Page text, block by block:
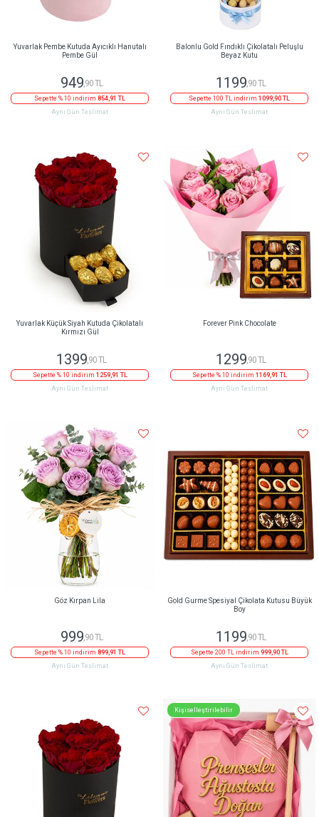
Yuvarlak Pembe Kutuda Ayıcıklı Hanutalı
Pembe Gül
949,90 TL
Sepette % 10 indirim 854,91 TL
Aynı Gün Teslimat
Balonlu Gold Fındıklı Çikolatalı Peluşlu
Beyaz Kutu
1199,90 TL
Sepette 100 TL indirim 1099,90 TL
Aynı Gün Teslimat
Yuvarlak Küçük Siyah Kutuda Çikolatalı
Kırmızı Gül
1399,90 TL
Sepette % 10 indirim 1259,91 TL
Aynı Gün Teslimat
Forever Pink Chocolate
1299,90 TL
Sepette % 10 indirim 1169,91 TL
Aynı Gün Teslimat
Göz Kırpan Lila
999,90 TL
Sepette % 10 indirim 899,91 TL
Aynı Gün Teslimat
Gold Gurme Spesiyal Çikolata Kutusu Büyük
Boy
1199 ,90 TL
Sepette 200 TL indirim 999,90 TL
Aynı Gün Teslimat
Kişiselleştirilebilir